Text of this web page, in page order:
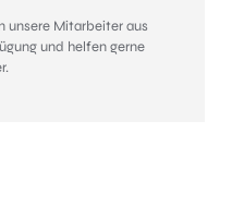
unsere Mitarbeiter aus
und helfen gerne